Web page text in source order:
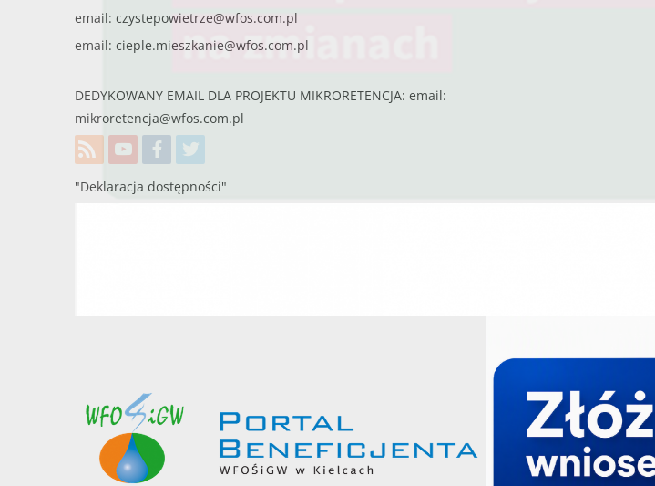
email: czystepowietrze@wfos.com.pl
email: cieple.mieszkanie@wfos.com.pl
DEDYKOWANY EMAIL DLA PROJEKTU MIKRORETENCJA: email:
mikroretencja@wfos.com.pl
"Deklaracja dostępności"